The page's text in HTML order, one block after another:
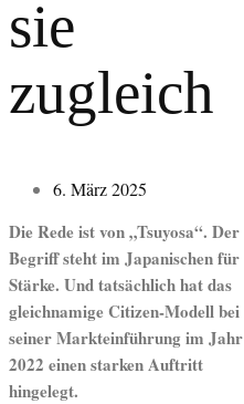
sie
zugleich
6. März 2025
Die Rede ist von „Tsuyosa“. Der
Begriff steht im Japanischen für
Stärke. Und tatsächlich hat das
gleichnamige Citizen-Modell bei
seiner Markteinführung im Jahr
2022 einen starken Auftritt
hingelegt.